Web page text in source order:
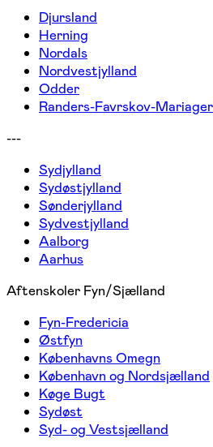
Djursland
Herning
Nordals
Nordvestjylland
Odder
Randers-Favrskov-
---
Sydjylland
Sydøstjylland
Sønderjylland
Sydvestjylland
Aalborg
Aarhus
Aftenskoler Fyn/Sjælland
Fyn-Fredericia
Østfyn
Københavns Omegn
København og Nordsjælland
Køge Bugt
Sydøst
Syd- og Vestsjælland